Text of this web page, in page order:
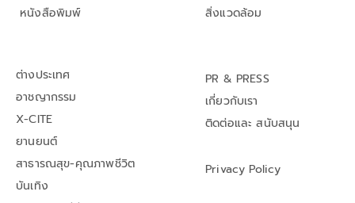
หนังสือพิมพ์
สิ่งแวดล้อม
ต่างประเทศ
อาชญากรรม
X-CITE
ยานยนต์
สาธารณสุข-คุณภาพชีวิต
บันเทิง
PR & PRESS
เกี่ยวกับเรา
ติดต่อและ สนับสนุน
Privacy Policy